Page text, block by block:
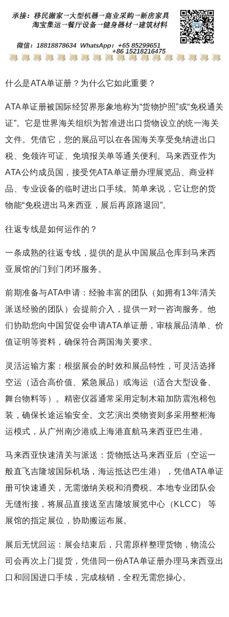
什么是ATA单证册？为什么它如此重要？
ATA单证册被国际经贸界形象地称为“货物护照”或“免税通关
证”。它是世界海关组织为暂准进出口货物设立的统一海关
文件。凭借它，您的展品可以在各国海关享受免纳进出口
税、免领许可证、免填报关单等通关便利。马来西亚作为
ATA公约成员国，接受凭ATA单证册办理展览品、商业样
品、专业设备的临时进出口手续。简单来说，它让您的货
物能“免税进出马来西亚，展后再原路退回”。
往返专线是如何运作的？
一条成熟的往返专线，提供的是从中国展品仓库到马来西
亚展馆的门到门闭环服务。
前期准备与ATA申请：经验丰富的团队（如拥有13年清关
派送经验的团队）会提前介入，提供一对一咨询服务。他
们协助您向中国贸促会申请ATA单证册，审核展品清单、价
值证明等资料，确保符合两国海关要求。
灵活运输方案：根据展会的时效和展品特性，可灵活选择
空运（适合高价值、紧急展品）或海运（适合大型设备、
舞台物料等）。精密仪器通常采用定制木箱加防震泡棉包
装，确保长途运输安全。文艺演出类物资则多采用整柜海
运模式，从广州南沙港或上海港直航马来西亚巴生港。
马来西亚快速清关与派送：货物抵达马来西亚后（空运一
般直飞吉隆坡国际机场，海运抵达巴生港），凭借ATA单证
册可快速通关，无需缴纳关税和消费税。本地专业团队会
无缝衔接，将展品直接送至吉隆坡展览中心（KLCC） 等
展馆的指定展位，协助搬运布展。
展后无忧回运：展会结束后，只需原样整理货物，物流公
司会再次上门提货，凭借同一份ATA单证册办理马来西亚出
口和回国进口手续，完成核销，全程无需您操心。